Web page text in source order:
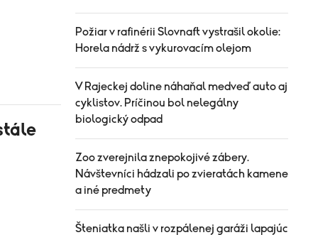
Požiar v rafinérii Slovnaft vystrašil okolie:
Horela nádrž s vykurovacím olejom
V Rajeckej doline náhaňal medveď auto aj
cyklistov. Príčinou bol nelegálny
biologický odpad
Zoo zverejnila znepokojivé zábery.
Návštevníci hádzali po zvieratách kamene
a iné predmety
Šteniatka našli v rozpálenej garáži lapajúc